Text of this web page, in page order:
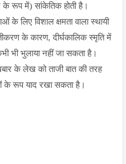
रूप में) सांकेतिक होती है।
के लिए विशाल क्षमता वाला स्थायी
के कारण, दीर्घकालिक स्मृति में
भी भुलाया नहीं जा सकता है।
के लेख को ताजी बात की तरह
के रूप याद रखा सकता है।